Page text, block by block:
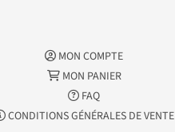
MON COMPTE
MON PANIER
FAQ
CONDITIONS GÉNÉRALES DE VENTE